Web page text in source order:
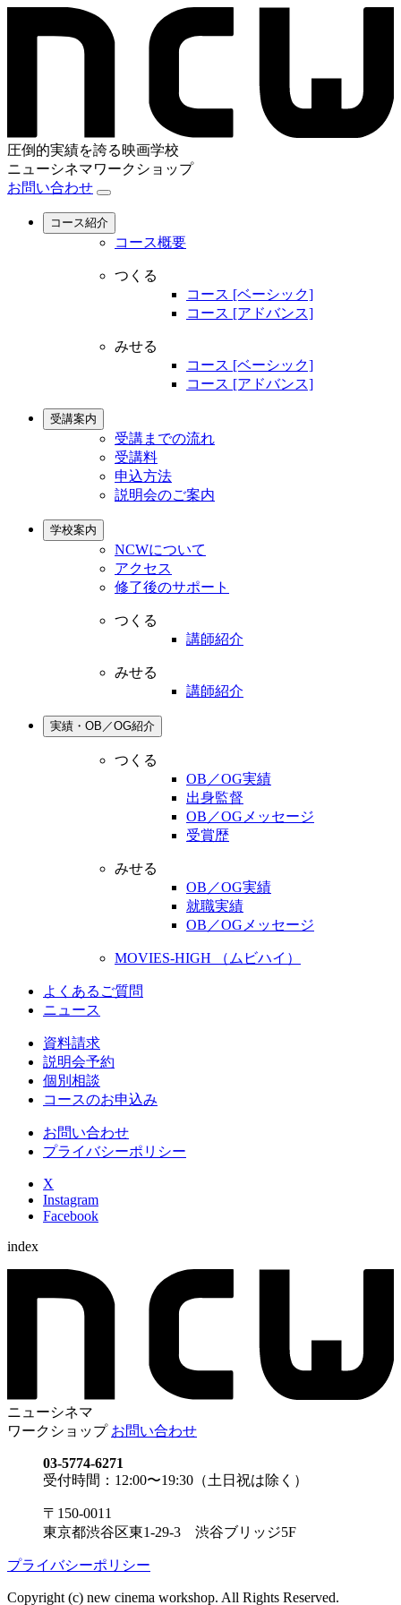
圧倒的実績を誇る映画学校
ニューシネマワークショップ
お問い合わせ
コース紹介
コース概要
つくる
コース [ベーシック]
コース [アドバンス]
みせる
コース [ベーシック]
コース [アドバンス]
受講案内
受講までの流れ
受講料
申込方法
説明会のご案内
学校案内
NCWについて
アクセス
修了後のサポート
つくる
講師紹介
みせる
講師紹介
実績・OB／OG紹介
つくる
OB／OG実績
出身監督
OB／OGメッセージ
受賞歴
みせる
OB／OG実績
就職実績
OB／OGメッセージ
MOVIES-HIGH （ムビハイ）
よくあるご質問
ニュース
資料請求
説明会予約
個別相談
コースのお申込み
お問い合わせ
プライバシーポリシー
X
Instagram
Facebook
index
ニューシネマ
ワークショップ お問い合わせ
03-5774-6271
受付時間：12:00〜19:30（土日祝は除く）
〒150-0011
東京都渋谷区東1-29-3 渋谷ブリッジ5F
プライバシーポリシー
Copyright (c) new cinema workshop. All Rights Reserved.